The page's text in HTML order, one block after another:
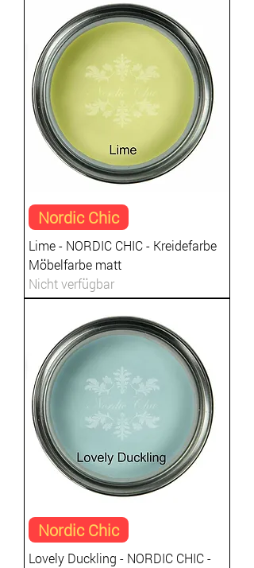
Nordic Chic
Lime - NORDIC CHIC - Kreidefarbe
Möbelfarbe matt
Nicht verfügbar
Nordic Chic
Lovely Duckling - NORDIC CHIC -